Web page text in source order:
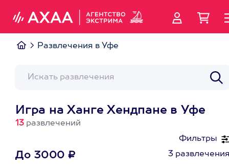
Развлечения в Уфе
Игра на Ханге Хендпане в Уфе
13 развлечений
Фильтры
До 3000 ₽ 3